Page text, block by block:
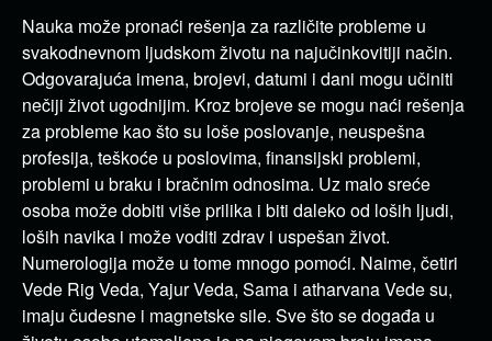
Nauka može pronaći rešenja za različite probleme u
svakodnevnom ljudskom životu na najučinkovitiji način.
Odgovarajuća imena, brojevi, datumi i dani mogu učiniti
nečiji život ugodnijim. Kroz brojeve se mogu naći rešenja
za probleme kao što su loše poslovanje, neuspešna
profesija, teškoće u poslovima, finansijski problemi,
problemi u braku i bračnim odnosima. Uz malo sreće
osoba može dobiti više prilika i biti daleko od loših ljudi,
loših navika i može voditi zdrav i uspešan život.
Numerologija može u tome mnogo pomoći. Naime, četiri
Vede Rig Veda, Yajur Veda, Sama i atharvana Vede su,
imaju čudesne i magnetske sile. Sve što se događa u